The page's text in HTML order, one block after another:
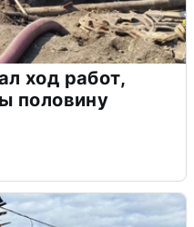
ход работ,
половину